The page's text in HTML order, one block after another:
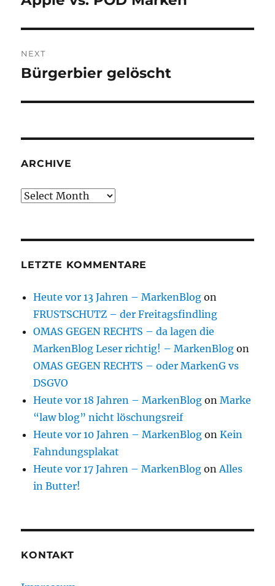
NEXT
Next
Bürgerbier gelöscht
ARCHIVE
Archive
LETZTE KOMMENTARE
Heute vor 13 Jahren – MarkenBlog on
FRUSTSCHUTZ – der Freitagsfindling
OMAS GEGEN RECHTS – da lagen die
MarkenBlog Leser richtig! – MarkenBlog on
OMAS GEGEN RECHTS – oder MarkenG vs
DSGVO
Heute vor 18 Jahren – MarkenBlog onMarke
“law blog” nicht löschungsreif
Heute vor 10 Jahren – MarkenBlog onKein
Fahndungsplakat
Heute vor 17 Jahren – MarkenBlog onAlles
in Butter!
KONTAKT